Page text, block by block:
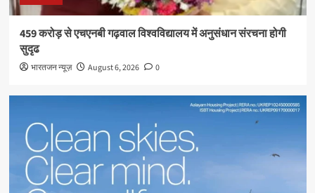
459 करोड़ से एचएनबी गढ़वाल विश्वविद्यालय में अनुसंधान संरचना होगी
सुदृढ
भारतजन न्यूज़ August 6, 2026 0